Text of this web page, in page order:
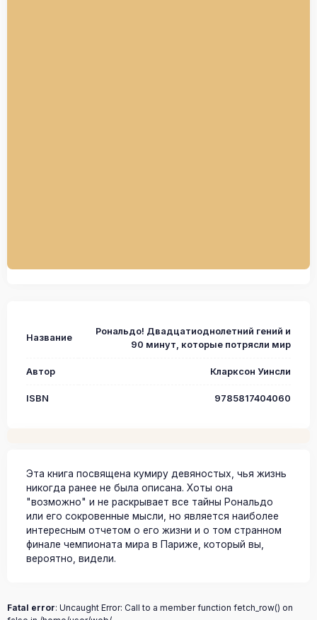
Название
Рональдо! Двадцатиоднолетний гений и
90 минут, которые потрясли мир
Автор Кларксон Уинсли
ISBN 9785817404060
Эта книга посвящена кумиру девяностых, чья жизнь
никогда ранее не была описана. Хоты она
"возможно" и не раскрывает все тайны Рональдо
или его сокровенные мысли, но является наиболее
интересным отчетом о его жизни и о том странном
финале чемпионата мира в Париже, который вы,
вероятно, видели.
Fatal error: Uncaught Error: Call to a member function fetch_row() on